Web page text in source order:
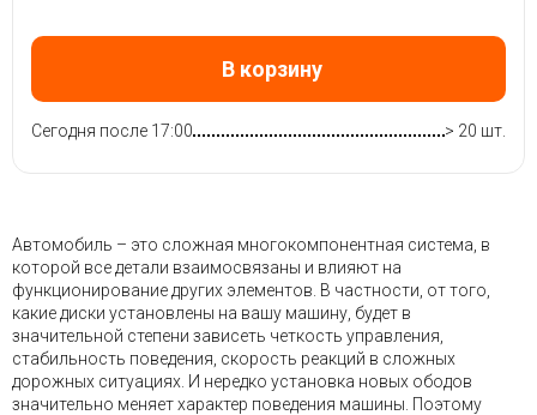
В корзину
Сегодня после 17:00 > 20 шт.
Автомобиль – это сложная многокомпонентная система, в
которой все детали взаимосвязаны и влияют на
функционирование других элементов. В частности, от того,
какие диски установлены на вашу машину, будет в
значительной степени зависеть четкость управления,
стабильность поведения, скорость реакций в сложных
дорожных ситуациях. И нередко установка новых ободов
значительно меняет характер поведения машины. Поэтому